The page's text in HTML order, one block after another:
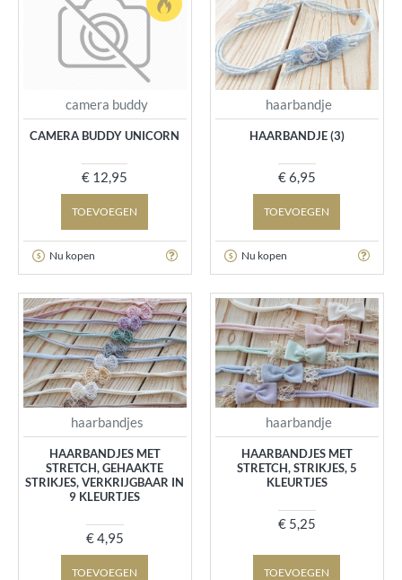
camera buddy
CAMERA BUDDY UNICORN
€ 12,95
TOEVOEGEN
Nu kopen
haarbandje
HAARBANDJE (3)
€ 6,95
TOEVOEGEN
Nu kopen
haarbandjes
HAARBANDJES MET
STRETCH, GEHAAKTE
STRIKJES, VERKRIJGBAAR IN
9 KLEURTJES
€ 4,95
TOEVOEGEN
haarbandje
HAARBANDJES MET
STRETCH, STRIKJES, 5
KLEURTJES
€ 5,25
TOEVOEGEN